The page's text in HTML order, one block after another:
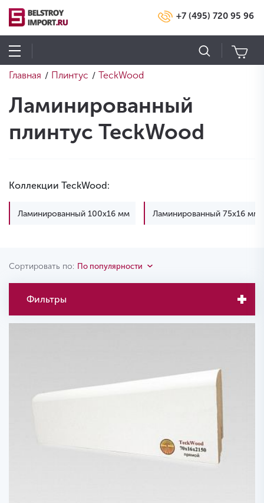
+7 (495) 720 95 96
Главная / Плинтус / TeckWood
Ламинированный
плинтус TeckWood
Коллекции TeckWood:
Ламинированный 100х16 мм Ламинированный 75х16 мм
Сортировать по: По популярности
Фильтры